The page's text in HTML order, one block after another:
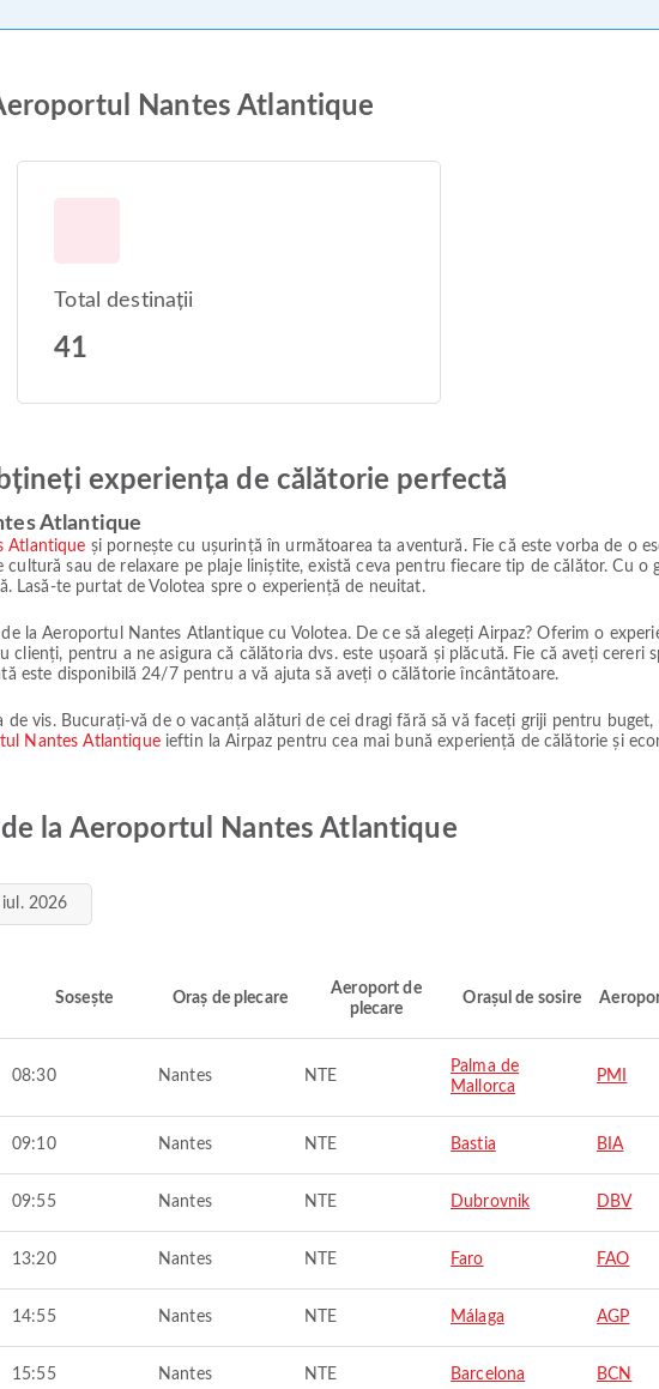
Nantes Atlantique
Total destinații
41
experiența de călătorie perfectă
Atlantique
Atlantique și pornește cu ușurință în următoarea ta aventură. Fie că este vorba de o
sau de relaxare pe plaje liniștite, există ceva pentru fiecare tip de călător. Cu o
Lasă-te purtat de Volotea spre o experiență de neuitat.
la Aeroportul Nantes Atlantique cu Volotea. De ce să alegeți Airpaz? Oferim o
pentru a ne asigura că călătoria dvs. este ușoară și plăcută. Fie că aveți cereri
este disponibilă 24/7 pentru a vă ajuta să aveți o călătorie încântătoare.
vis. Bucurați-vă de o vacanță alături de cei dragi fără să vă faceți griji pentru buget,
Nantes Atlantiqueieftin la Airpaz pentru cea mai bună experiență de călătorie și
la Aeroportul Nantes Atlantique
2026
Sosește Oraș de plecare
Aeroport de
plecare
Orașul de sosire
08:30 Nantes NTE
Palma de
Mallorca
PMI
09:10 Nantes NTE Bastia BIA
09:55 Nantes NTE Dubrovnik DBV
13:20 Nantes NTE Faro FAO
14:55 Nantes NTE Málaga AGP
15:55 Nantes NTE Barcelona BCN